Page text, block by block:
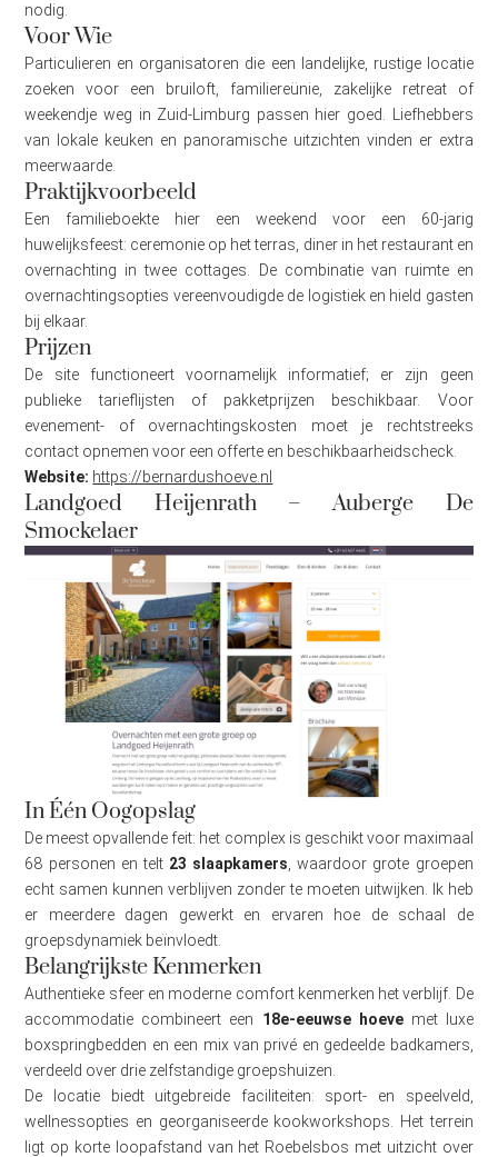
nodig.
Voor Wie
Particulieren en organisatoren die een landelijke, rustige locatie
zoeken voor een bruiloft, familiereünie, zakelijke retreat of
weekendje weg in Zuid-Limburg passen hier goed. Liefhebbers
van lokale keuken en panoramische uitzichten vinden er extra
meerwaarde.
Praktijkvoorbeeld
Een familieboekte hier een weekend voor een 60-jarig
huwelijksfeest: ceremonie op het terras, diner in het restaurant en
overnachting in twee cottages. De combinatie van ruimte en
overnachtingsopties vereenvoudigde de logistiek en hield gasten
bij elkaar.
Prijzen
De site functioneert voornamelijk informatief; er zijn geen
publieke tarieflijsten of pakketprijzen beschikbaar. Voor
evenement- of overnachtingskosten moet je rechtstreeks
contact opnemen voor een offerte en beschikbaarheidscheck.
Website: https://bernardushoeve.nl
Landgoed Heijenrath – Auberge De
Smockelaer
In Één Oogopslag
De meest opvallende feit: het complex is geschikt voor maximaal
68 personen en telt 23 slaapkamers , waardoor grote groepen
echt samen kunnen verblijven zonder te moeten uitwijken. Ik heb
er meerdere dagen gewerkt en ervaren hoe de schaal de
groepsdynamiek beïnvloedt.
Belangrijkste Kenmerken
Authentieke sfeer en moderne comfort kenmerken het verblijf. De
accommodatie combineert een 18e-eeuwse hoevemet luxe
boxspringbedden en een mix van privé en gedeelde badkamers,
verdeeld over drie zelfstandige groepshuizen.
De locatie biedt uitgebreide faciliteiten: sport- en speelveld,
wellnessopties en georganiseerde kookworkshops. Het terrein
ligt op korte loopafstand van het Roebelsbos met uitzicht over